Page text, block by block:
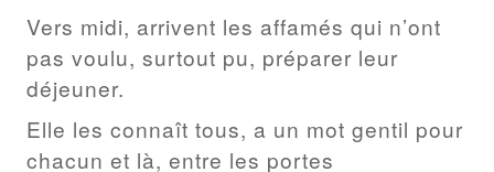
Vers midi, arrivent les affamés qui n’ont
pas voulu, surtout pu, préparer leur
déjeuner.
Elle les connaît tous, a un mot gentil pour
chacun et là, entre les portes